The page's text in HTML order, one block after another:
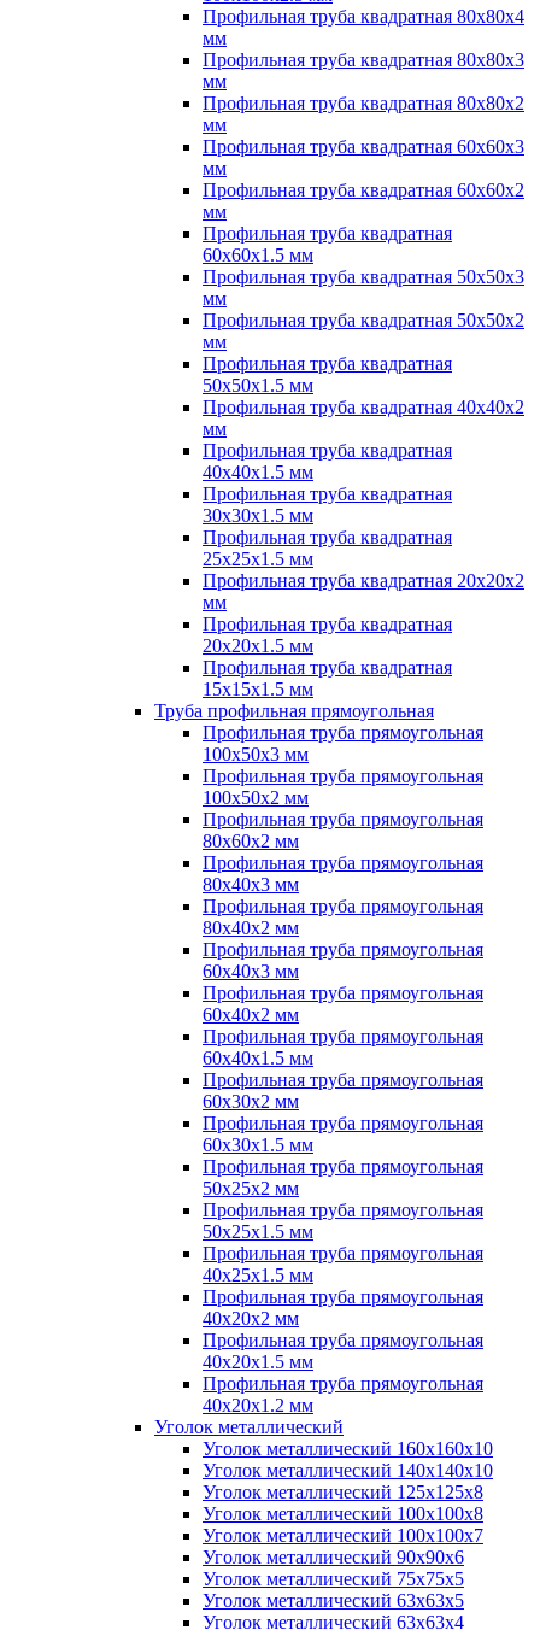
Профильная труба квадратная 80х80х4
мм
Профильная труба квадратная 80х80х3
мм
Профильная труба квадратная 80х80х2
мм
Профильная труба квадратная 60х60х3
мм
Профильная труба квадратная 60х60х2
мм
Профильная труба квадратная
60х60х1.5 мм
Профильная труба квадратная 50х50х3
мм
Профильная труба квадратная 50х50х2
мм
Профильная труба квадратная
50х50х1.5 мм
Профильная труба квадратная 40х40х2
мм
Профильная труба квадратная
40х40х1.5 мм
Профильная труба квадратная
30х30х1.5 мм
Профильная труба квадратная
25х25х1.5 мм
Профильная труба квадратная 20х20х2
мм
Профильная труба квадратная
20х20х1.5 мм
Профильная труба квадратная
15х15х1.5 мм
Труба профильная прямоугольная
Профильная труба прямоугольная
100х50х3 мм
Профильная труба прямоугольная
100х50х2 мм
Профильная труба прямоугольная
80х60х2 мм
Профильная труба прямоугольная
80х40х3 мм
Профильная труба прямоугольная
80х40х2 мм
Профильная труба прямоугольная
60х40х3 мм
Профильная труба прямоугольная
60х40х2 мм
Профильная труба прямоугольная
60х40х1.5 мм
Профильная труба прямоугольная
60х30х2 мм
Профильная труба прямоугольная
60х30х1.5 мм
Профильная труба прямоугольная
50х25х2 мм
Профильная труба прямоугольная
50х25х1.5 мм
Профильная труба прямоугольная
40х25х1.5 мм
Профильная труба прямоугольная
40х20х2 мм
Профильная труба прямоугольная
40х20х1.5 мм
Профильная труба прямоугольная
40х20х1.2 мм
Уголок металлический
Уголок металлический 160х160х10
Уголок металлический 140х140х10
Уголок металлический 125х125х8
Уголок металлический 100х100х8
Уголок металлический 100х100х7
Уголок металлический 90х90х6
Уголок металлический 75х75х5
Уголок металлический 63х63х5
Уголок металлический 63х63х4